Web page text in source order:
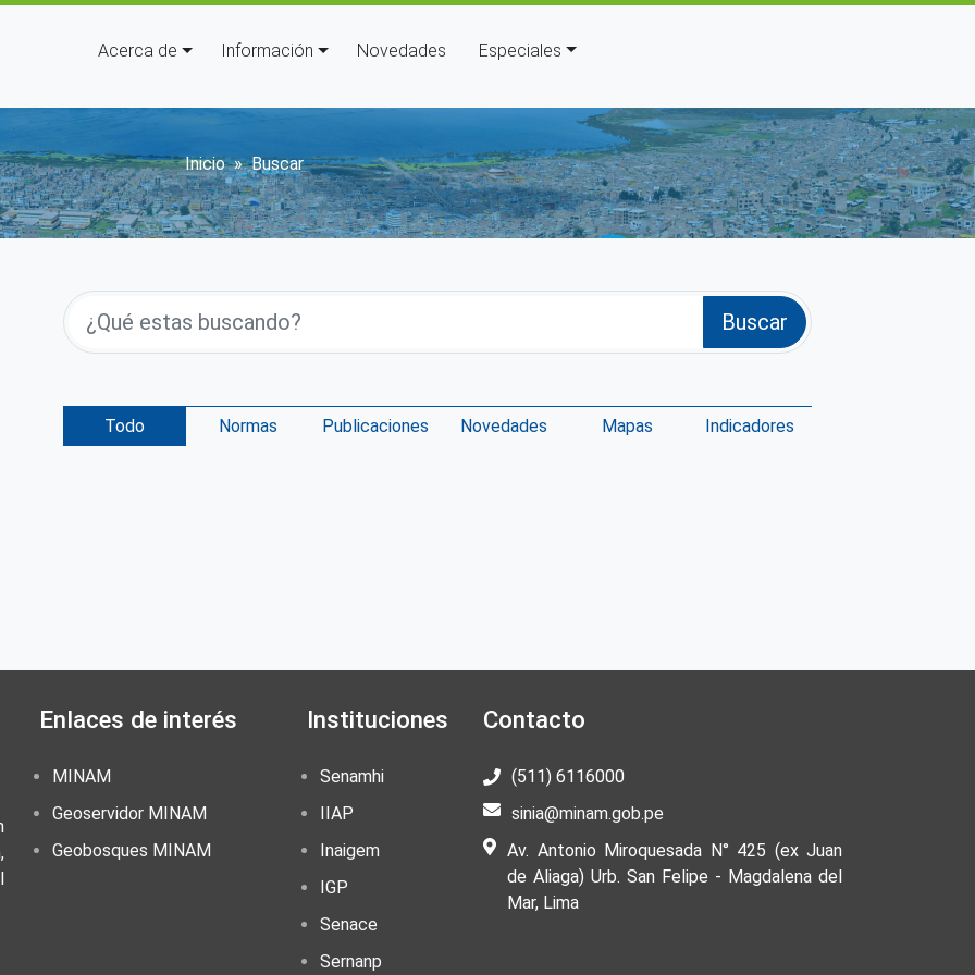
Navegación principal
Acerca de Información Novedades Especiales
Sobrescribir enlaces de ayuda a la navegación
Inicio Buscar
Buscar
Todo Normas Publicaciones Novedades Mapas Indicadores
Enlaces de interés
MINAM
Geoservidor MINAM
Geobosques MINAM
Instituciones
Senamhi
IIAP
Inaigem
IGP
Senace
Sernanp
Contacto
(511) 6116000
sinia@minam.gob.pe
Av. Antonio Miroquesada N° 425 (ex Juan
de Aliaga) Urb. San Felipe - Magdalena del
Mar, Lima